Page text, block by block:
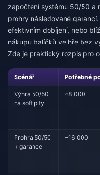
započtení systému 50/50 a
prohry následované
efektivním dobíjení, nebo
nákupu balíčků ve hře bez
Zde je praktický rozpis pro
Scénář Potřebné
Výhra 50/50
na soft pity
~8 000
Prohra 50/50
+ garance
~16 000